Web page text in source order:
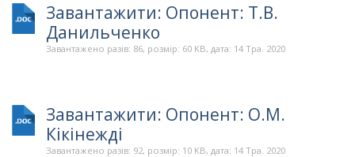
Завантажити: Опонент: Т.В.
Данильченко
Завантажено разів: 86, розмір: 60 KB, дата: 14 Тра. 2020
Завантажити: Опонент: О.М.
Кікінежді
Завантажено разів: 92, розмір: 10 KB, дата: 14 Тра. 2020